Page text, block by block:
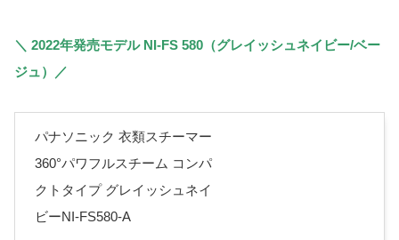
＼ 2022年発売モデル NI-FS 580（グレイッシュネイビー/ベー
ジュ）／
パナソニック 衣類スチーマー
360°パワフルスチーム コンパ
クトタイプ グレイッシュネイ
ビーNI-FS580-A